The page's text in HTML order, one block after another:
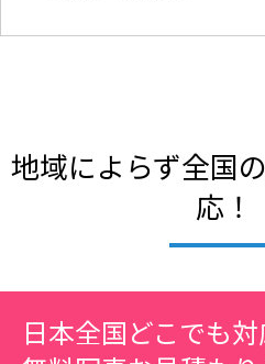
地域によらず全国
応！
日本全国どこでも